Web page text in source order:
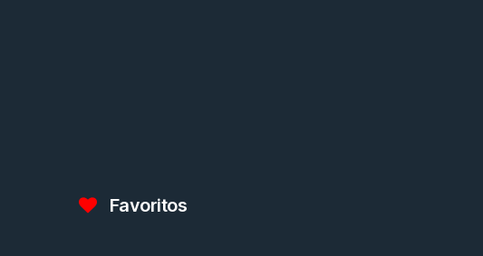
Favoritos